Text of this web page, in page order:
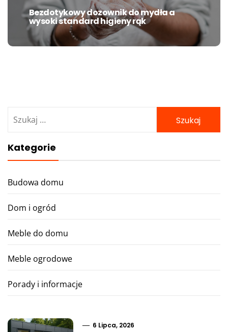
Next
post:
Bezdotykowy dozownik do mydła a
wysoki standard higieny rąk
Kategorie
Budowa domu
Dom i ogród
Meble do domu
Meble ogrodowe
Porady i informacje
6 Lipca, 2026